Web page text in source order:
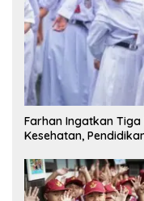
Farhan Ingatkan Tiga
Kesehatan,